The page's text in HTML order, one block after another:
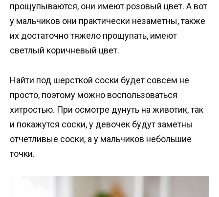
прощупываются, они имеют розовый цвет. А вот
у мальчиков они практически незаметны, также
их достаточно тяжело прощупать, имеют
светлый коричневый цвет.
Найти под шерсткой соски будет совсем не
просто, поэтому можно воспользоваться
хитростью. При осмотре дунуть на животик, так
и покажутся соски, у девочек будут заметны
отчетливые соски, а у мальчиков небольшие
точки.